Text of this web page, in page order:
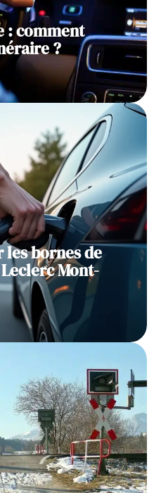
: comment
?
bornes de
Mont-